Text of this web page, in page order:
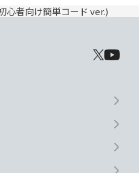
心者向け簡単コード ver.)